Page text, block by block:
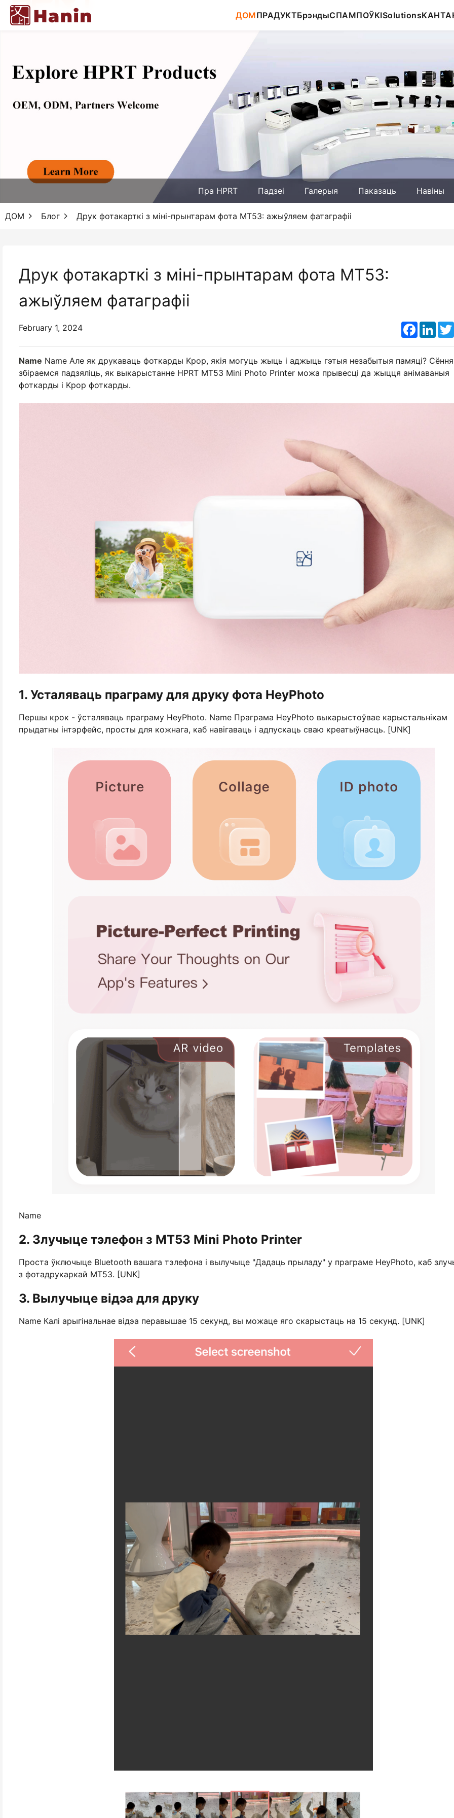
ДОМПРАДУКТБрэндыСПАМПОЎКІSolutions
Пра HPRT Падзеі Галерыя Паказаць Навіны
ДОМ Блог Друк фотакарткі з міні-прынтарам фота MT53: ажыўляем фатаграфіі
Друк фотакарткі з міні-прынтарам фота MT53:
ажыўляем фатаграфіі
February 1, 2024 Facebook
Name Name Але як друкаваць фоткарды Kpop, якія могуць жыць і аджыць гэтыя незабытыя памяці?
збіраемся падзяліць, як выкарыстанне HPRT MT53 Mini Photo Printer можа прывесці да жыцця анімаваныя
фоткарды і Kpop фоткарды.
1. Усталяваць праграму для друку фота HeyPhoto
Першы крок - ўсталяваць праграму HeyPhoto. Name Праграма HeyPhoto выкарыстоўвае карыстальнікам
прыдатны інтэрфейс, просты для кожнага, каб навігаваць і адпускаць сваю креатыўнасць. [UNK]
Name
2. Злучыце тэлефон з MT53 Mini Photo Printer
Проста ўключыце Bluetooth вашага тэлефона і вылучыце "Дадаць прыладу" у праграме HeyPhoto, каб
з фотадрукаркай MT53. [UNK]
3. Вылучыце відэа для друку
Name Калі арыгінальнае відэа перавышае 15 секунд, вы можаце яго скарыстаць на 15 секунд. [UNK]